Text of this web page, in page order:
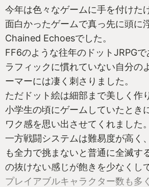
今年は色々なゲームに手を付けた
面白かったゲームで真っ先に頭に
Chained Echoesでした。
FF6のような往年のドットJRPG
ラフィックに慣れていない自分の
ーマーには凄く刺さりました。
ただドット絵は細部まで美しく作
小学生の頃にゲームしていたとき
ワク感を思い出させてくれました。
一方戦闘システムは難易度が高く
も全力で挑まないと普通に全滅す
の抜けない感じが飽きを少なくし
プレイアブルキャラクター数も多